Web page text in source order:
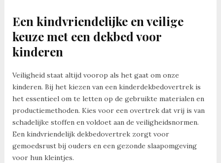
Een kindvriendelijke en veilige
keuze met een dekbed voor
kinderen
Veiligheid staat altijd voorop als het gaat om onze
kinderen. Bij het kiezen van een kinderdekbedovertrek is
het essentieel om te letten op de gebruikte materialen en
productiemethoden. Kies voor een overtrek dat vrij is van
schadelijke stoffen en voldoet aan de veiligheidsnormen.
Een kindvriendelijk dekbedovertrek zorgt voor
gemoedsrust bij ouders en een gezonde slaapomgeving
voor hun kleintjes.